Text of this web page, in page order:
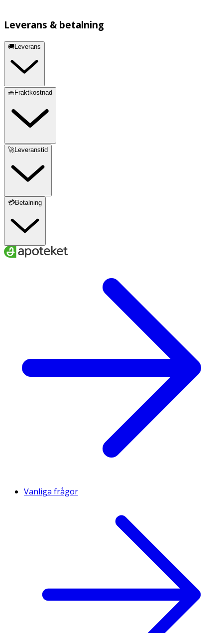
Leverans & betalning
🚚Leverans
🧺Fraktkostnad
🚀Leveranstid
💳Betalning
Vanliga frågor